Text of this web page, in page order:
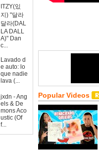
ITZY(있
지) "달라
달라(DAL
LA DALL
A)" Dan
c...
Lavado d
e auto: lo
que nadie
lava (...
jxdn - Ang
els & De
mons Aco
ustic (Of
f...
Popular Videos